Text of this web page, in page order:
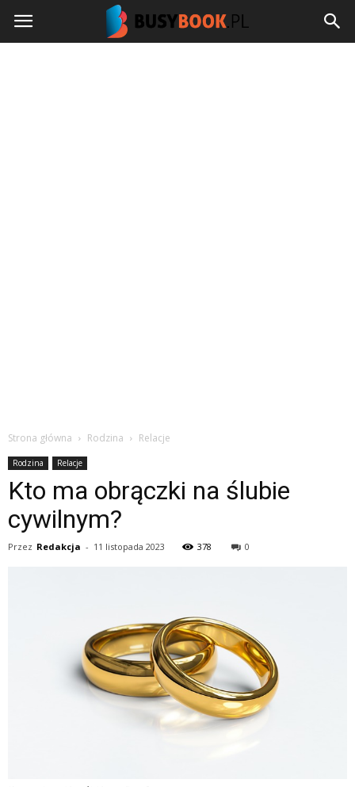
Strona główna Rodzina Relacje
Rodzina Relacje
Kto ma obrączki na ślubie
cywilnym?
Przez Redakcja - 11 listopada 2023 378 0